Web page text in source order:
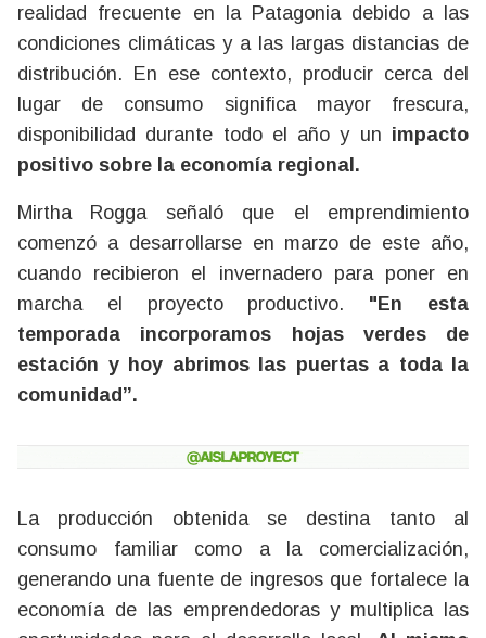
realidad frecuente en la Patagonia debido a las
condiciones climáticas y a las largas distancias de
distribución. En ese contexto, producir cerca del
lugar de consumo significa mayor frescura,
disponibilidad durante todo el año y un impacto
positivo sobre la economía regional.
Mirtha Rogga señaló que el emprendimiento
comenzó a desarrollarse en marzo de este año,
cuando recibieron el invernadero para poner en
marcha el proyecto productivo. "En esta
temporada incorporamos hojas verdes de
estación y hoy abrimos las puertas a toda la
comunidad”.
La producción obtenida se destina tanto al
consumo familiar como a la comercialización,
generando una fuente de ingresos que fortalece la
economía de las emprendedoras y multiplica las